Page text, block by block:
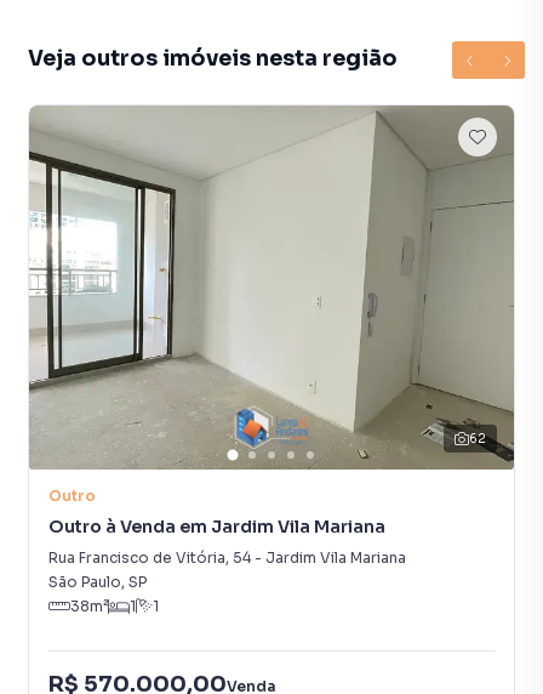
Veja outros imóveis nesta região
62
Outro
Outro à Venda em Jardim Vila Mariana
Rua Francisco de Vitória, 54- Jardim Vila Mariana
São Paulo, SP
38m² 1 1
R$ 570.000,00Venda